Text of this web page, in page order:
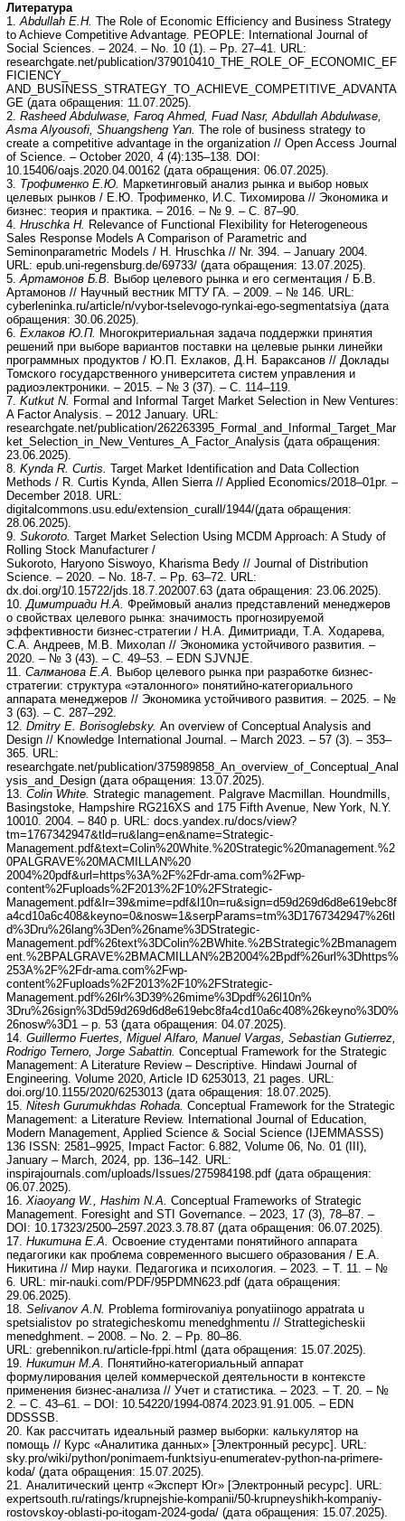
Литература
1.Abdullah E.H. The Role of Economic Efficiency and Business Strategy
to Achieve Competitive Advantage. PEOPLE: International Journal of
Social Sciences. – 2024. – No. 10 (1). – Pp. 27–41. URL:
researchgate.net/publication/379010410_THE_ROLE_OF_ECONOMIC_EF
FICIENCY_
AND_BUSINESS_STRATEGY_TO_ACHIEVE_COMPETITIVE_ADVANTA
GE (дата обращения: 11.07.2025).
2. Rasheed Abdulwase, Faroq Ahmed, Fuad Nasr, Abdullah Abdulwase,
Asma Alyousofi, Shuangsheng Yan. The role of business strategy to
create a competitive advantage in the organization // Open Access Journal
of Science. – October 2020, 4 (4):135–138. DOI:
10.15406/oajs.2020.04.00162 (дата обращения: 06.07.2025).
3. Трофименко Е.Ю. Маркетинговый анализ рынка и выбор новых
целевых рынков / Е.Ю. Трофименко, И.С. Тихомирова // Экономика и
бизнес: теория и практика. – 2016. – № 9. – С. 87–90.
4. Hruschka H. Relevance of Functional Flexibility for Heterogeneous
Sales Response Models A Comparison of Parametric and
Seminonparametric Models / H. Hruschka // Nr. 394. – January 2004.
URL: epub.uni-regensburg.de/69733/ (дата обращения: 13.07.2025).
5.Артамонов Б.В. Выбор целевого рынка и его сегментация / Б.В.
Артамонов // Научный вестник МГТУ ГА. – 2009. – № 146. URL:
cyberleninka.ru/article/n/vybor-tselevogo-rynkai-ego-segmentatsiya (дата
обращения: 30.06.2025).
6. Ехлаков Ю.П. Многокритериальная задача поддержки принятия
решений при выборе вариантов поставки на целевые рынки линейки
программных продуктов / Ю.П. Ехлаков, Д.Н. Бараксанов // Доклады
Томского государственного университета систем управления и
радиоэлектроники. – 2015. – № 3 (37). – С. 114–119.
7. Kutkut N. Formal and Informal Target Market Selection in New Ventures:
A Factor Analysis. – 2012 January. URL:
researchgate.net/publication/262263395_Formal_and_Informal_Target_Mar
ket_Selection_in_New_Ventures_A_Factor_Analysis (дата обращения:
23.06.2025).
8. Kynda R. Curtis. Target Market Identification and Data Collection
Methods / R. Curtis Kynda, Allen Sierra // Applied Economics/2018–01pr. –
December 2018. URL:
digitalcommons.usu.edu/extension_curall/1944/(дата обращения:
28.06.2025).
9. Sukoroto. Target Market Selection Using MCDM Approach: A Study of
Rolling Stock Manufacturer /
Sukoroto, Haryono Siswoyo, Kharisma Bedy // Journal of Distribution
Science. – 2020. – No. 18-7. – Pp. 63–72. URL:
dx.doi.org/10.15722/jds.18.7.202007.63 (дата обращения: 23.06.2025).
10.Димитриади Н.А. Фреймовый анализ представлений менеджеров
о свойствах целевого рынка: значимость прогнозируемой
эффективности бизнес-стратегии / Н.А. Димитриади, Т.А. Ходарева,
С.А. Андреев, М.В. Михолап // Экономика устойчивого развития. –
2020. – № 3 (43). – С. 49–53. – EDN SJVNJE.
11. Салманова Е.А. Выбор целевого рынка при разработке бизнес-
стратегии: структура «эталонного» понятийно-категориального
аппарата менеджеров // Экономика устойчивого развития. – 2025. – №
3 (63). – С. 287–292.
12. Dmitry E. Borisoglebsky. An overview of Conceptual Analysis and
Design // Knowledge International Journal. – March 2023. – 57 (3). – 353–
365. URL:
researchgate.net/publication/375989858_An_overview_of_Conceptual_Anal
ysis_and_Design (дата обращения: 13.07.2025).
13. Colin White. Strategic management. Palgrave Macmillan. Houndmills,
Basingstoke, Hampshire RG216XS and 175 Fifth Avenue, New York, N.Y.
10010. 2004. – 840 p. URL: docs.yandex.ru/docs/view?
tm=1767342947&tld=ru&lang=en&name=Strategic-
Management.pdf&text=Colin%20White.%20Strategic%20management.%2
0PALGRAVE%20MACMILLAN%20
2004%20pdf&url=https%3A%2F%2Fdr-ama.com%2Fwp-
content%2Fuploads%2F2013%2F10%2FStrategic-
Management.pdf&lr=39&mime=pdf&l10n=ru&sign=d59d269d6d8e619ebc8f
a4cd10a6c408&keyno=0&nosw=1&serpParams=tm%3D1767342947%26tl
d%3Dru%26lang%3Den%26name%3DStrategic-
Management.pdf%26text%3DColin%2BWhite.%2BStrategic%2Bmanagem
ent.%2BPALGRAVE%2BMACMILLAN%2B2004%2Bpdf%26url%3Dhttps%
253A%2F%2Fdr-ama.com%2Fwp-
content%2Fuploads%2F2013%2F10%2FStrategic-
Management.pdf%26lr%3D39%26mime%3Dpdf%26l10n%
3Dru%26sign%3Dd59d269d6d8e619ebc8fa4cd10a6c408%26keyno%3D0%
26nosw%3D1 – p. 53 (дата обращения: 04.07.2025).
14. Guillermo Fuertes, Miguel Alfaro, Manuel Vargas, Sebastian Gutierrez,
Rodrigo Ternero, Jorge Sabattin. Conceptual Framework for the Strategic
Management: A Literature Review – Descriptive. Hindawi Journal of
Engineering. Volume 2020, Article ID 6253013, 21 pages. URL:
doi.org/10.1155/2020/6253013 (дата обращения: 18.07.2025).
15. Nitesh Gurumukhdas Rohada. Conceptual Framework for the Strategic
Management: а Literature Review. International Journal of Education,
Modern Management, Applied Science & Social Science (IJEMMASSS)
136 ISSN: 2581–9925, Impact Factor: 6.882, Volume 06, No. 01 (III),
January – March, 2024, pp. 136–142. URL:
inspirajournals.com/uploads/Issues/275984198.pdf (дата обращения:
06.07.2025).
16. Xiaoyang W., Hashim N.A. Conceptual Frameworks of Strategic
Management. Foresight and STI Governance. – 2023, 17 (3), 78–87. –
DOI: 10.17323/2500–2597.2023.3.78.87 (дата обращения: 06.07.2025).
17. Никитина Е.А. Освоение студентами понятийного аппарата
педагогики как проблема современного высшего образования / Е.А.
Никитина // Мир науки. Педагогика и психология. – 2023. – Т. 11. – №
6. URL: mir-nauki.com/PDF/95PDMN623.pdf (дата обращения:
29.06.2025).
18. Selivanov A.N. Problema formirovaniya ponyatiinogo appatrata u
spetsialistov po strategicheskomu menedghmentu // Strattegicheskii
menedghment. – 2008. – No. 2. – Pp. 80–86.
URL: grebennikon.ru/article-fppi.html (дата обращения: 15.07.2025).
19. Никитин М.А. Понятийно-категориальный аппарат
формулирования целей коммерческой деятельности в контексте
применения бизнес-анализа // Учет и статистика. – 2023. – Т. 20. – №
2. – С. 43–61. – DOI: 10.54220/1994-0874.2023.91.91.005. – EDN
DDSSSB.
20. Как рассчитать идеальный размер выборки: калькулятор на
помощь // Курс «Аналитика данных» [Электронный ресурс]. URL:
sky.pro/wiki/python/ponimaem-funktsiyu-enumeratev-python-na-primere-
koda/ (дата обращения: 15.07.2025).
21. Аналитический центр «Эксперт Юг» [Электронный ресурс]. URL:
expertsouth.ru/ratings/krupnejshie-kompanii/50-krupneyshikh-kompaniy-
rostovskoy-oblasti-po-itogam-2024-goda/ (дата обращения: 15.07.2025).